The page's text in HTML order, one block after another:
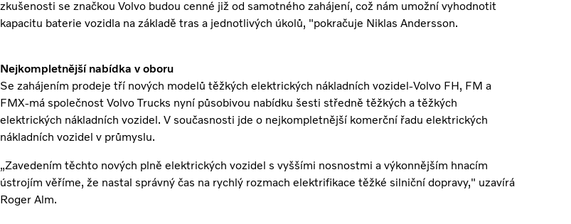
zkušenosti se značkou Volvo budou cenné již od samotného zahájení, což nám umožní vyhodnotit
kapacitu baterie vozidla na základě tras a jednotlivých úkolů, "pokračuje Niklas Andersson.
Nejkompletnější nabídka v oboru
Se zahájením prodeje tří nových modelů těžkých elektrických nákladních vozidel-Volvo FH, FM a
FMX-má společnost Volvo Trucks nyní působivou nabídku šesti středně těžkých a těžkých
elektrických nákladních vozidel. V současnosti jde o nejkompletnější komerční řadu elektrických
nákladních vozidel v průmyslu.
„Zavedením těchto nových plně elektrických vozidel s vyššími nosnostmi a výkonnějším hnacím
ústrojím věříme, že nastal správný čas na rychlý rozmach elektrifikace těžké silniční dopravy," uzavírá
Roger Alm.